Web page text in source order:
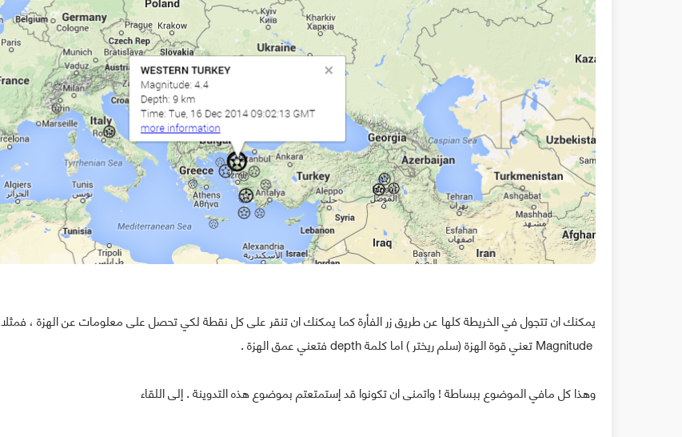
يمكنك ان تتجول في الخريطة كلها عن طريق زر الفأرة كما يمكنك ان تنقر على كل نقطة لكي تحصل على معلومات عن الهزة ، فمثلا
وهذا كل مافي الموضوع ببساطة ! واتمنى ان تكونوا قد إستمتعتم بموضوع هذه التدوينة . إلى اللقاء